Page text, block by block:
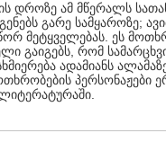
დროზე ამ მწერალს
გარე სამყაროზე;
მეტყველებას. ეს
გაიგებს, რომ
ადამიანს